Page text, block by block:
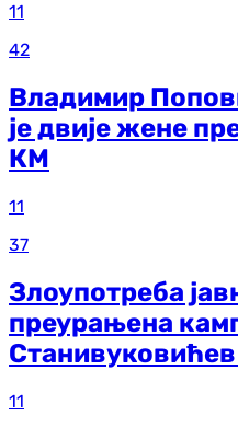
11
42
Владимир
је двије жене
КМ
11
37
Злоупотреба
преурањена
11